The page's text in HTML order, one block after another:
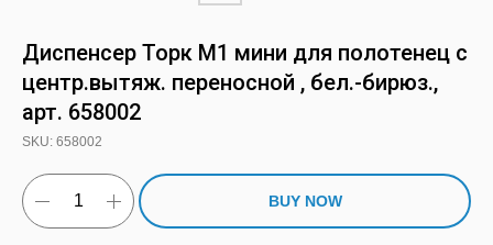
Диспенсер Торк М1 мини для полотенец с
центр.вытяж. переносной , бел.-бирюз.,
арт. 658002
SKU: 658002
BUY NOW